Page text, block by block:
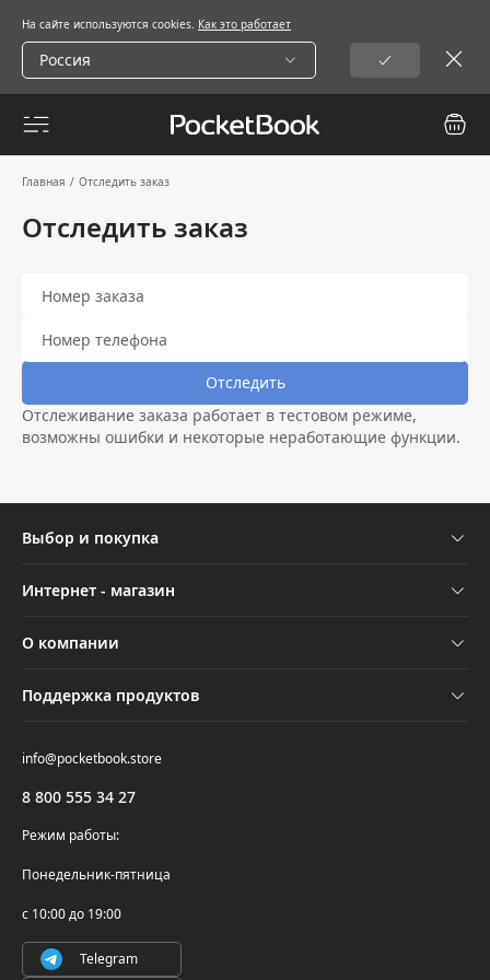
На сайте используются cookies. Как это работает
Россия
Главная / Отследить заказ
Отследить заказ
Отследить
Отслеживание заказа работает в тестовом режиме,
возможны ошибки и некоторые неработающие функции.
Выбор и покупка
Акции
Трейд-ин
Где купить
Интернет - магазин
Обмен и возврат
Самовывоз
О компании
Осторожно, мошенники!
PocketBook Cloud
Поддержка продуктов
Проверка серийного номера
8 800 555 34 27
info@pocketbook.store
Режим работы:
Понедельник-пятница
с 10:00 до 19:00
Telegram